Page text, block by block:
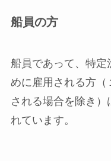
船員の方
船員であって、特定
めに雇用される方（
される場合を除き）
れています。